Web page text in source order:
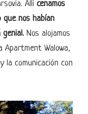
Allí cenamos
nos habían
Nos alojamos
Apartment Walowa,
la comunicación con